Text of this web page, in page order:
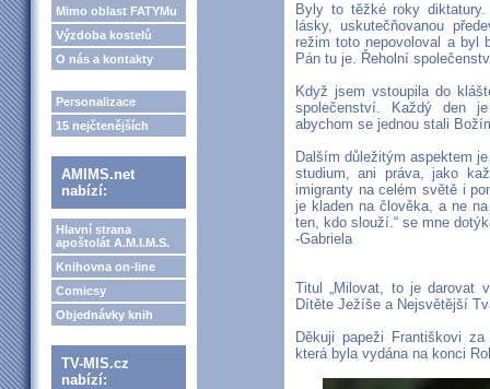
Mimo oblast FATYMu
Výzdoba kostelů
O nás a kontakty
Personalizace
15 nejčtenějších
AMIMS.net
nabízí:
Hlavní strana
apoštolát A.M.I.M.S.
Knihovna on-line
Comicsy
Objednávky knih
TV-MIS.cz
nabízí:
Byly to těžké roky
lásky, uskutečňovanou
režim toto nepovoloval a byl
Pán tu je. Řeholní
Když jsem vstoupila do
společenství. Každý den
abychom se jednou stali
Dalším důležitým aspektem
studium, ani práva, jako
imigranty na celém světě i
je kladen na člověka, a ne
ten, kdo slouží.“ se mne
-Gabriela
Titul „Milovat, to je darovat
Dítěte Ježíše a Nejsvětější
Děkuji papeži Františkovi
která byla vydána na konci